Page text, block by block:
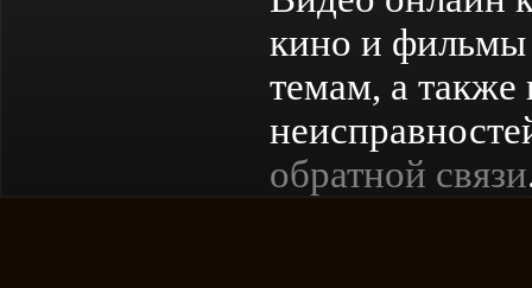
кино и
темам, а
обратной связи